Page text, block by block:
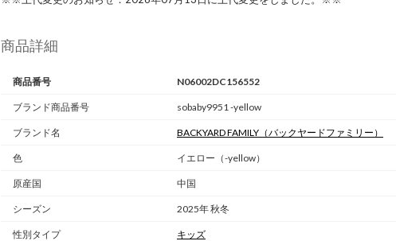
商品詳細
商品番号 N06002DC156552
ブランド商品番号 sobaby9951 -yellow
ブランド名 BACKYARD FAMILY （バックヤードファミリー）
色 イエロー（-yellow）
原産国 中国
シーズン 2025年 秋冬
性別タイプ キッズ